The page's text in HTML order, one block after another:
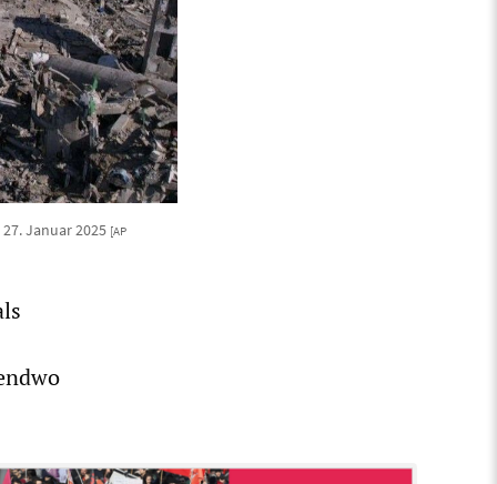
Januar 2025 [AP